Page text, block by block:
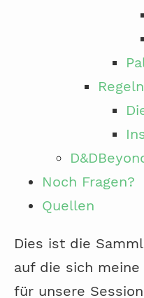
Regeln
Noch Fragen?
Quellen
Dies ist die
auf die sich
für unsere